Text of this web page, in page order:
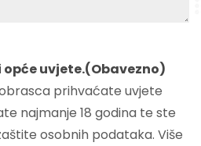
uvjete.(Obavezno)
prihvaćate uvjete
najmanje 18 godina te ste
osobnih podataka. Više